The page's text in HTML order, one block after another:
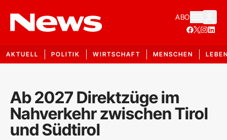
ABO
AKTUELL POLITIK WIRTSCHAFT MENSCHEN
Ab 2027 Direktzüge im
Nahverkehr zwischen Tirol
und Südtirol